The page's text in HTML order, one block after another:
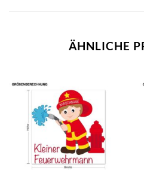
ÄHNLICHE